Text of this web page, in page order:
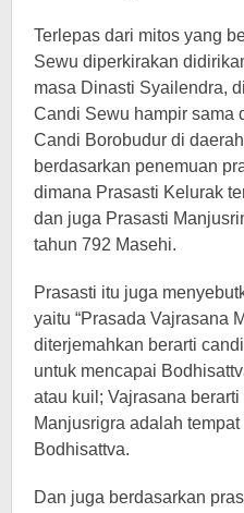
Terlepas dari mitos yang
Sewu diperkirakan
masa Dinasti Syailendra,
Candi Sewu hampir sama
Candi Borobudur di
berdasarkan penemuan
dimana Prasasti Kelurak
dan juga Prasasti
tahun 792 Masehi.
Prasasti itu juga
yaitu “Prasada Vajrasana
diterjemahkan berarti
untuk mencapai
atau kuil; Vajrasana
Manjusrigra adalah
Bodhisattva.
Dan juga berdasarkan